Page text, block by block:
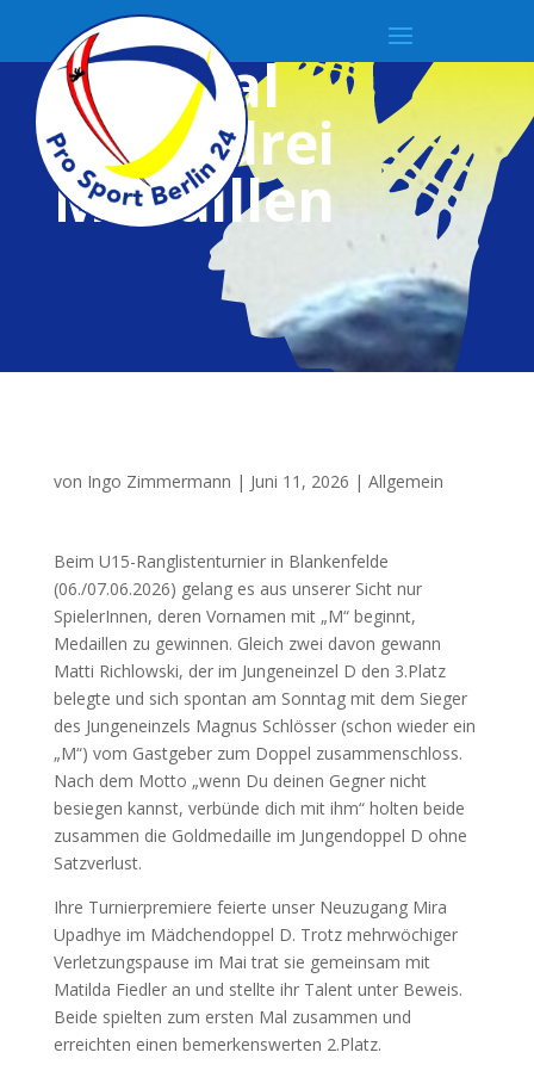
Dreimal
„M“ = drei
Medaillen
von Ingo Zimmermann | Juni 11, 2026 | Allgemein
Beim U15-Ranglistenturnier in Blankenfelde
(06./07.06.2026) gelang es aus unserer Sicht nur
SpielerInnen, deren Vornamen mit „M“ beginnt,
Medaillen zu gewinnen. Gleich zwei davon gewann
Matti Richlowski, der im Jungeneinzel D den 3.Platz
belegte und sich spontan am Sonntag mit dem Sieger
des Jungeneinzels Magnus Schlösser (schon wieder ein
„M“) vom Gastgeber zum Doppel zusammenschloss.
Nach dem Motto „wenn Du deinen Gegner nicht
besiegen kannst, verbünde dich mit ihm“ holten beide
zusammen die Goldmedaille im Jungendoppel D ohne
Satzverlust.
Ihre Turnierpremiere feierte unser Neuzugang Mira
Upadhye im Mädchendoppel D. Trotz mehrwöchiger
Verletzungspause im Mai trat sie gemeinsam mit
Matilda Fiedler an und stellte ihr Talent unter Beweis.
Beide spielten zum ersten Mal zusammen und
erreichten einen bemerkenswerten 2.Platz.